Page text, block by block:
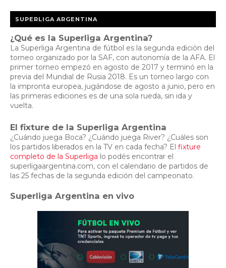
SUPERLIGA ARGENTINA
¿Qué es la Superliga Argentina?
La Superliga Argentina de fútbol es la segunda edición del
torneo organizado por la SAF, con autonomía de la AFA. El
primer torneo empezó en agosto de 2017 y terminó en la
previa del Mundial de Rusia 2018. Es un torneo largo con
la impronta europea, jugándose de agosto a junio, pero en
las primeras ediciones es de una sola rueda, sin ida y
vuelta.
El fixture de la Superliga Argentina
¿Cuándo juega Boca? ¿Cuándo juega River? ¿Cuáles son
los partidos liberados en la TV en cada fecha? El fixture
completo de la Superliga lo podés encontrar el
superligaargentina.com, con el calendario de partidos de
las 25 fechas de la segunda edición del campeonato.
Superliga Argentina en vivo